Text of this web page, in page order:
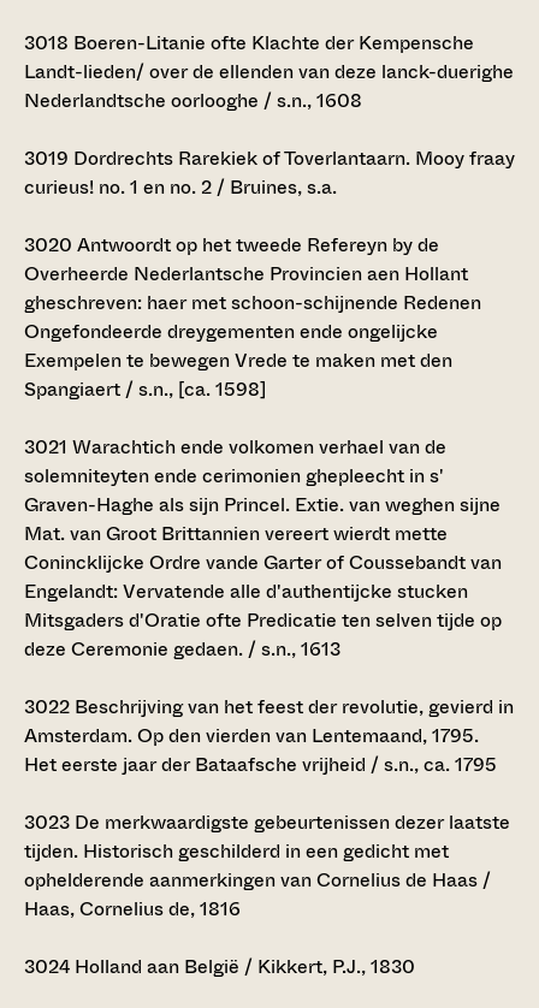
3018 Boeren-Litanie ofte Klachte der Kempensche
Landt-lieden/ over de ellenden van deze lanck-duerighe
Nederlandtsche oorlooghe / s.n., 1608
3019 Dordrechts Rarekiek of Toverlantaarn. Mooy fraay
curieus! no. 1 en no. 2 / Bruines, s.a.
3020 Antwoordt op het tweede Refereyn by de
Overheerde Nederlantsche Provincien aen Hollant
gheschreven: haer met schoon-schijnende Redenen
Ongefondeerde dreygementen ende ongelijcke
Exempelen te bewegen Vrede te maken met den
Spangiaert / s.n., [ca. 1598]
3021 Warachtich ende volkomen verhael van de
solemniteyten ende cerimonien ghepleecht in s'
Graven-Haghe als sijn Princel. Extie. van weghen sijne
Mat. van Groot Brittannien vereert wierdt mette
Conincklijcke Ordre vande Garter of Coussebandt van
Engelandt: Vervatende alle d'authentijcke stucken
Mitsgaders d'Oratie ofte Predicatie ten selven tijde op
deze Ceremonie gedaen. / s.n., 1613
3022 Beschrijving van het feest der revolutie, gevierd in
Amsterdam. Op den vierden van Lentemaand, 1795.
Het eerste jaar der Bataafsche vrijheid / s.n., ca. 1795
3023 De merkwaardigste gebeurtenissen dezer laatste
tijden. Historisch geschilderd in een gedicht met
ophelderende aanmerkingen van Cornelius de Haas /
Haas, Cornelius de, 1816
3024 Holland aan België / Kikkert, P.J., 1830